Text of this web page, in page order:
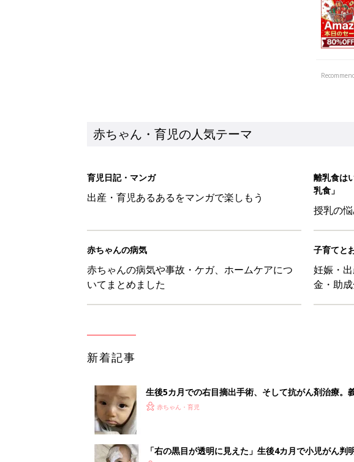
授乳の
子育てと
妊娠・
金・助
生後5カ月での右目摘出手術、そして抗がん剤治療。
の生活【網膜芽細胞腫】
赤ちゃん・育児
「右の黒目が透明に見えた」生後4カ月で小児がん判
赤ちゃん・育児
セリア「優秀すぎる」「小さめバッグにもぴったり
1 2 3 4 5